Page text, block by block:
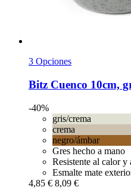
3 Opciones
Bitz Cuenco 10cm,
-40%
gris/crema
crema
negro/ámbar
Gres hecho a mano
Resistente al calor
Esmalte mate
4,85 € 8,09 €